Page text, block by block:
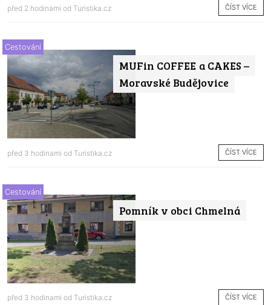
před 2 hodinami od Turistika.cz ČÍST VÍCE
MUFin COFFEE a CAKES –
Moravské Budějovice
Cestování
před 3 hodinami od Turistika.cz ČÍST VÍCE
Pomník v obci Chmelná
Cestování
před 3 hodinami od Turistika.cz ČÍST VÍCE